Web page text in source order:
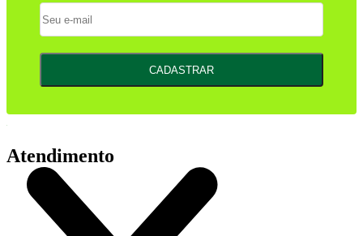
CADASTRAR
Atendimento